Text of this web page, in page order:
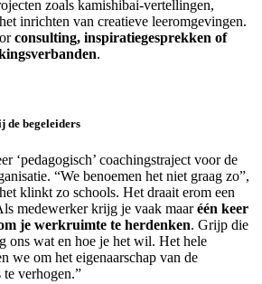
zoals kamishibai-vertellingen,
inrichten van creatieve leeromgevingen.
consulting, inspiratiegesprekken of
.
de begeleiders
‘pedagogisch’ coachingstraject voor de
“We benoemen het niet graag zo”,
klinkt zo schools. Het draait erom een
medewerker krijg je vaak maaréén keer
je werkruimte te herdenken. Grijp die
ons wat en hoe je het wil. Het hele
we om het eigenaarschap van de
verhogen.”